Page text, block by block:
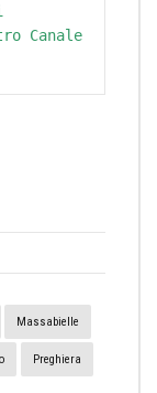
Canale
Massabielle
Preghiera